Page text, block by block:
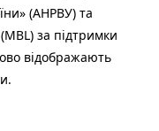
(АНРВУ) та
за підтримки
відображають